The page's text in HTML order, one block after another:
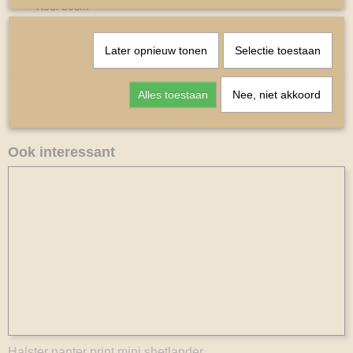
Keel 30cm
Ook interessant
Later opnieuw tonen Selectie toestaan
Alles toestaan Nee, niet akkoord